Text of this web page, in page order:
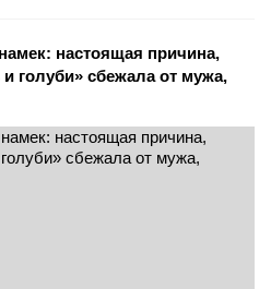
настоящая причина,
голуби» сбежала от мужа,